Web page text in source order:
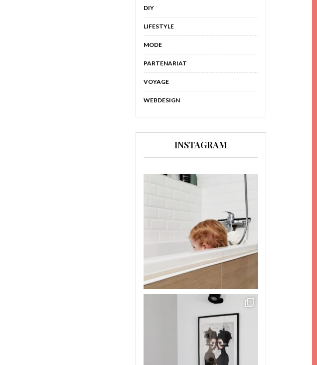
DIY
LIFESTYLE
MODE
PARTENARIAT
VOYAGE
WEBDESIGN
INSTAGRAM